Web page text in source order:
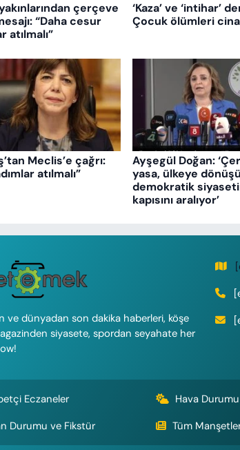
çerçeve
“Daha cesur
atılmalı”
‘Kaza’ ve ‘intihar’
Çocuk ölümleri
Meclis’e çağrı:
atılmalı”
Ayşegül Doğan:
yasa, ülkeye
demokratik
kapısını aralıyor’
ve dünyadan son dakika haberleri, köşe
siyasete, spordan seyahate her
Eczaneler Hava Durumu
Durumu ve Fikstür
Tüm